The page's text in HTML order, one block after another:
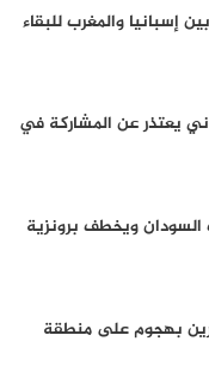
إسبانيا والمغرب للبقاء
يعتذر عن المشاركة في
السودان ويخطف برونزية
آخرين بهجوم على منطقة